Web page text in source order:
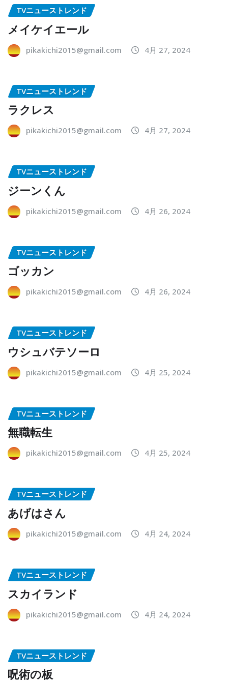
TVニューストレンド
メイケイエール
pikakichi2015@gmail.com 4月 27, 2024
TVニューストレンド
ラクレス
pikakichi2015@gmail.com 4月 27, 2024
TVニューストレンド
ジーンくん
pikakichi2015@gmail.com 4月 26, 2024
TVニューストレンド
ゴッカン
pikakichi2015@gmail.com 4月 26, 2024
TVニューストレンド
ウシュバテソーロ
pikakichi2015@gmail.com 4月 25, 2024
TVニューストレンド
無職転生
pikakichi2015@gmail.com 4月 25, 2024
TVニューストレンド
あげはさん
pikakichi2015@gmail.com 4月 24, 2024
TVニューストレンド
スカイランド
pikakichi2015@gmail.com 4月 24, 2024
TVニューストレンド
呪術の板